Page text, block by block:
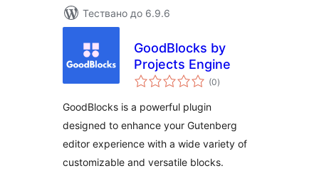
Тествано до 6.9.6
GoodBlocks by
Projects Engine
(0общо
оценки
)
GoodBlocks is a powerful plugin
designed to enhance your Gutenberg
editor experience with a wide variety of
customizable and versatile blocks.